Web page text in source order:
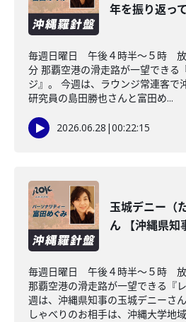
年を振り返って
毎週日曜日 午後４時半～５時 放
分 那覇空港の滑走路が一望できる
ジ』。 今週は、ラウンジ常連客で
研究員の島田勝也さんと富田め...
2026.06.28 |00:22:15
玉城デニー（
ん 【沖縄県知
毎週日曜日 午後４時半～５時 放
那覇空港の滑走路が一望できる『
週は、沖縄県知事の玉城デニーさ
しゃべりのお相手は、沖縄大学地